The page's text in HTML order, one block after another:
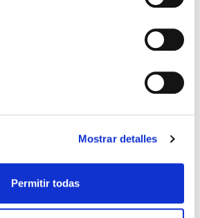
Mostrar detalles
Permitir todas
ÓTICO